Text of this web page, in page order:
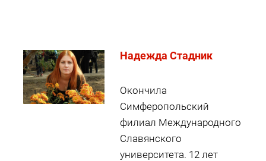
Надежда Стадник
Окончила
Симферопольский
филиал Международного
Славянского
университета. 12 лет